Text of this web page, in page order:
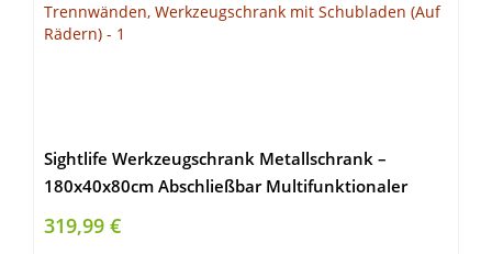
Sightlife Werkzeugschrank Metallschrank –
180x40x80cm Abschließbar Multifunktionaler
Stahlschrank, Werkstattschrank mit Verstellbaren
Trennwänden, Werkzeugschrank mit Schubladen
319,99 €